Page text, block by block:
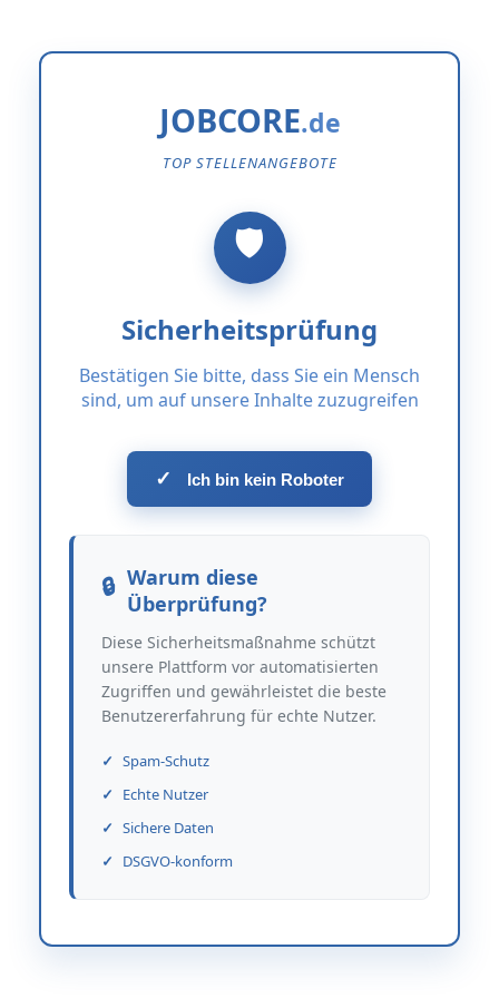
JOBCORE
TOP STELLENANGEBOTE
Sicherheitsprüfung
Bestätigen Sie bitte, dass Sie ein Mensch
sind, um auf unsere Inhalte zuzugreifen
✓ Ich bin kein Roboter
Warum diese
Überprüfung?
Diese Sicherheitsmaßnahme schützt
unsere Plattform vor automatisierten
Zugriffen und gewährleistet die beste
Benutzererfahrung für echte Nutzer.
Spam-Schutz
Echte Nutzer
Sichere Daten
DSGVO-konform